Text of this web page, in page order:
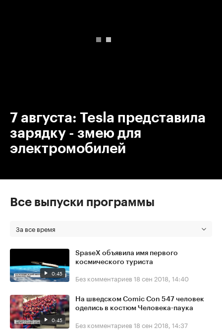
7 августа: Tesla представила
зарядку - змею для
электромобилей
Все выпуски программы
За все время
0:45
SpaseX объявила имя первого
космического туриста
Без комментариев 18 сен 2018, 14:40
0:45
На шведском Comic Con 547 человек
оделись в костюм Человека-паука
Без комментариев 18 сен 2018, 14:37